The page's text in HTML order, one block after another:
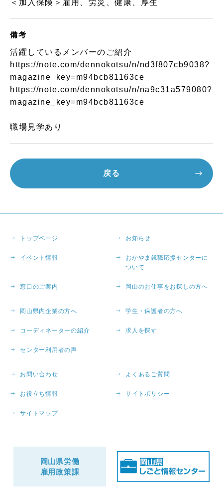
＜加入保険＞雇用、労災、健康、厚生
備考
活躍しているメンバーのご紹介
https://note.com/dennokotsu/n/nd3f807cb9038?
magazine_key=m94bcb81163ce
https://note.com/dennokotsu/n/na9c31a579080?
magazine_key=m94bcb81163ce
職場見学あり
戻る
トップページ お知らせ
イベント情報
おかやま就職応援センターに
ついて
窓口のご案内 岡山のお仕事をお探しの方へ
岡山県内企業の方へ 学生・保護者の方へ
コーディネーターの紹介 求人を探す
センター利用者の声
お問い合わせ よくあるご質問
お役立ち情報 サイトポリシー
サイトマップ
岡山県労働
雇用政策課